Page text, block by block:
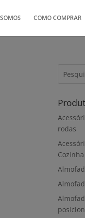
COMO COMPRAR
rodas